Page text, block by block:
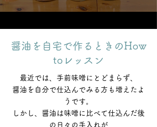
醤油を自宅で作るときのHow
toレッスン
最近では、手前味噌にとどまらず、
醤油を自分で仕込んでみる方も増えたよ
うです。
しかし、醤油は味噌に比べて仕込んだ後
の日々の手入れが